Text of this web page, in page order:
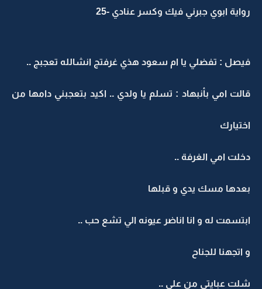
رواية ابوي جبرني فيك وكسر عنادي -25
فيصل : تفضلي يا ام سعود هذي غرفتج انشالله تعجبج ..
قالت امي بأنبهاد : تسلم يا ولدي .. اكيد بتعجبني دامها من
اختيارك
دخلت امي الغرفة ..
بعدها مسك يدي و قبلها
ابتسمت له و انا اناضر عيونه الي تشع حب ..
و اتجهنا للجناح
شلت عبايتي من علي ..